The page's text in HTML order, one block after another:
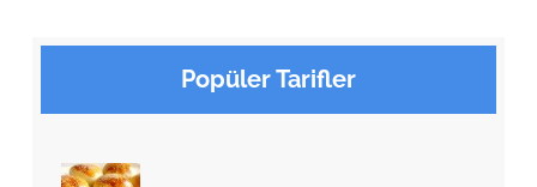
Popüler Tarifler